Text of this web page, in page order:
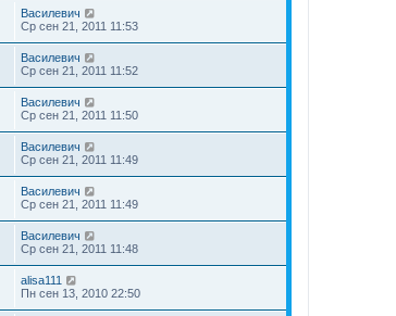
Василевич
Ср сен 21, 2011 11:53
Василевич
Ср сен 21, 2011 11:52
Василевич
Ср сен 21, 2011 11:50
Василевич
Ср сен 21, 2011 11:49
Василевич
Ср сен 21, 2011 11:49
Василевич
Ср сен 21, 2011 11:48
alisa111
Пн сен 13, 2010 22:50